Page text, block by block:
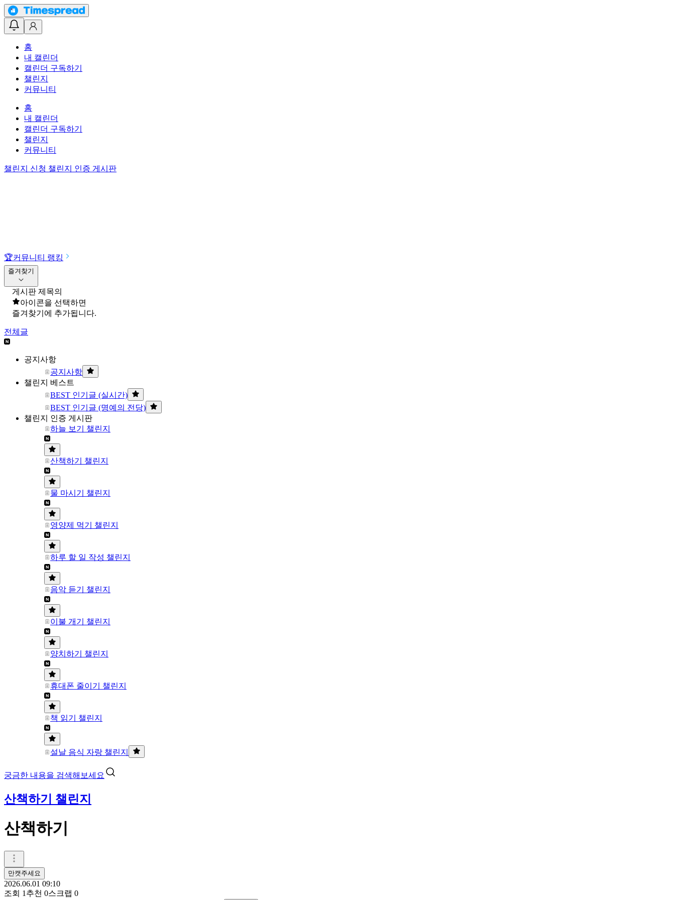
홈
내 캘린더
캘린더 구독하기
챌린지
커뮤니티
홈
내 캘린더
캘린더 구독하기
챌린지
커뮤니티
챌린지 신청 챌린지 인증 게시판
🏆커뮤니티 랭킹
즐겨찾기
게시판 제목의
아이콘을 선택하면
즐겨찾기에 추가됩니다.
전체글
공지사항
공지사항
챌린지 베스트
BEST 인기글 (실시간)
BEST 인기글 (명예의 전당)
챌린지 인증 게시판
하늘 보기 챌린지
산책하기 챌린지
물 마시기 챌린지
영양제 먹기 챌린지
하루 할 일 작성 챌린지
음악 듣기 챌린지
이불 개기 챌린지
양치하기 챌린지
휴대폰 줄이기 챌린지
책 읽기 챌린지
설날 음식 자랑 챌린지
궁금한 내용을 검색해보세요
산책하기 챌린지
산책하기
만캣주세요
2026.06.01 09:10
조회 1 추천 0스크랩 0